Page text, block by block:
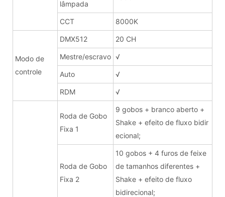
lâmpada
CCT 8000K
Modo de
controle
DMX512 20 CH
Mestre/escravo √
Auto √
RDM √
Roda de Gobo
Fixa 1
9 gobos + branco aberto +
Shake + efeito de fluxo bidir
ecional;
Roda de Gobo
Fixa 2
10 gobos + 4 furos de feixe
de tamanhos diferentes +
Shake + efeito de fluxo
bidirecional;